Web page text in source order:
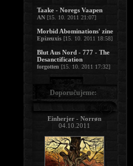
Taake - Noregs Vaapen
AN [15. 10. 2011 21:07]
Morbid Abominations' zine
Epizeuxis [15. 10. 2011 18:58]
Blut Aus Nord - 777 - The
Desanctification
forgotten [15. 10. 2011 17:32]
Doporučujeme:
Einherjer - Norrøn
04.10.2011